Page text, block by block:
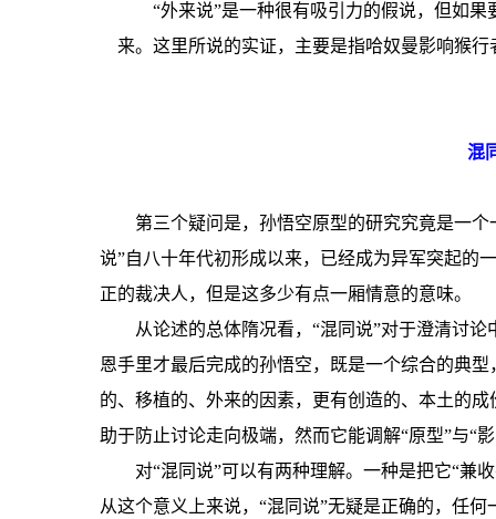
“外来说”是一种很有吸引力的假说，但如
来。这里所说的实证，主要是指哈奴曼影响猴行
混
第三个疑问是，孙悟空原型的研究究竟是一
说”自八十年代初形成以来，已经成为异军突起的
正的裁决人，但是这多少有点一厢情意的意味。
从论述的总体隋况看，“混同说”对于澄清讨
恩手里才最后完成的孙悟空，既是一个综合的典
的、移植的、外来的因素，更有创造的、本土的
助于防止讨论走向极端，然而它能调解“原型”与“
对“混同说”可以有两种理解。一种是把它“兼
从这个意义上来说，“混同说”无疑是正确的，任